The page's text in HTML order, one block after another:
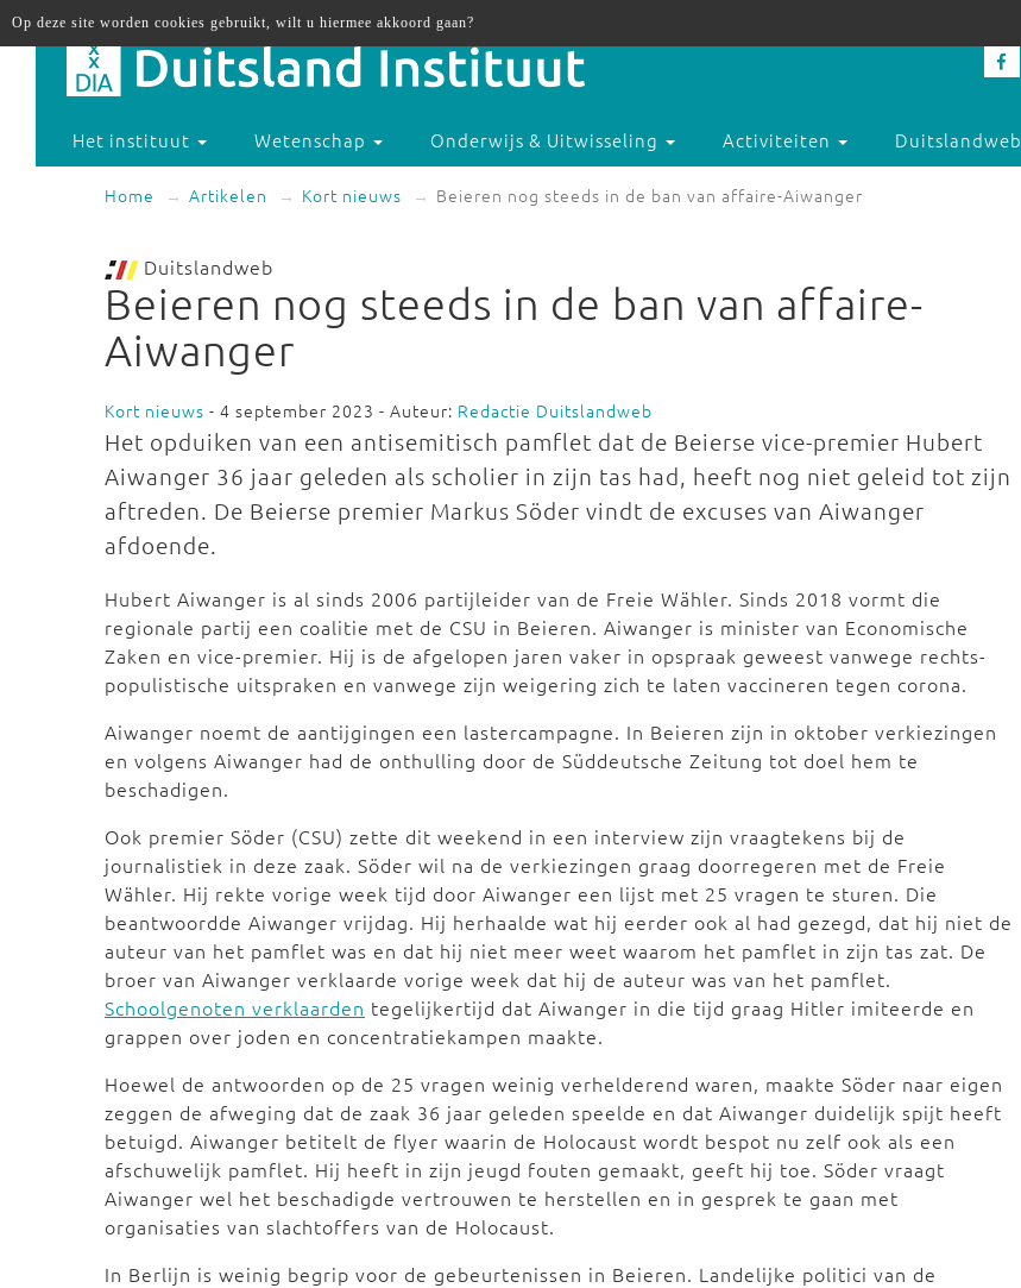
Het instituut Wetenschap Onderwijs & Uitwisseling Activiteiten Duitslandweb
Home Artikelen Kort nieuws Beieren nog steeds in de ban van affaire-Aiwanger
Duitslandweb
Beieren nog steeds in de ban van affaire-
Aiwanger
Kort nieuws - 4 september 2023 - Auteur: Redactie Duitslandweb
Het opduiken van een antisemitisch pamflet dat de Beierse vice-premier Hubert
Aiwanger 36 jaar geleden als scholier in zijn tas had, heeft nog niet geleid tot zijn
aftreden. De Beierse premier Markus Söder vindt de excuses van Aiwanger
afdoende.
Hubert Aiwanger is al sinds 2006 partijleider van de Freie Wähler. Sinds 2018 vormt die
regionale partij een coalitie met de CSU in Beieren. Aiwanger is minister van Economische
Zaken en vice-premier. Hij is de afgelopen jaren vaker in opspraak geweest vanwege rechts-
populistische uitspraken en vanwege zijn weigering zich te laten vaccineren tegen corona.
Aiwanger noemt de aantijgingen een lastercampagne. In Beieren zijn in oktober verkiezingen
en volgens Aiwanger had de onthulling door de Süddeutsche Zeitung tot doel hem te
beschadigen.
Ook premier Söder (CSU) zette dit weekend in een interview zijn vraagtekens bij de
journalistiek in deze zaak. Söder wil na de verkiezingen graag doorregeren met de Freie
Wähler. Hij rekte vorige week tijd door Aiwanger een lijst met 25 vragen te sturen. Die
beantwoordde Aiwanger vrijdag. Hij herhaalde wat hij eerder ook al had gezegd, dat hij niet de
auteur van het pamflet was en dat hij niet meer weet waarom het pamflet in zijn tas zat. De
broer van Aiwanger verklaarde vorige week dat hij de auteur was van het pamflet.
Schoolgenoten verklaarden tegelijkertijd dat Aiwanger in die tijd graag Hitler imiteerde en
grappen over joden en concentratiekampen maakte.
Hoewel de antwoorden op de 25 vragen weinig verhelderend waren, maakte Söder naar eigen
zeggen de afweging dat de zaak 36 jaar geleden speelde en dat Aiwanger duidelijk spijt heeft
betuigd. Aiwanger betitelt de flyer waarin de Holocaust wordt bespot nu zelf ook als een
afschuwelijk pamflet. Hij heeft in zijn jeugd fouten gemaakt, geeft hij toe. Söder vraagt
Aiwanger wel het beschadigde vertrouwen te herstellen en in gesprek te gaan met
organisaties van slachtoffers van de Holocaust.
In Berlijn is weinig begrip voor de gebeurtenissen in Beieren. Landelijke politici van de
Op deze site worden cookies gebruikt, wilt u hiermee akkoord gaan?